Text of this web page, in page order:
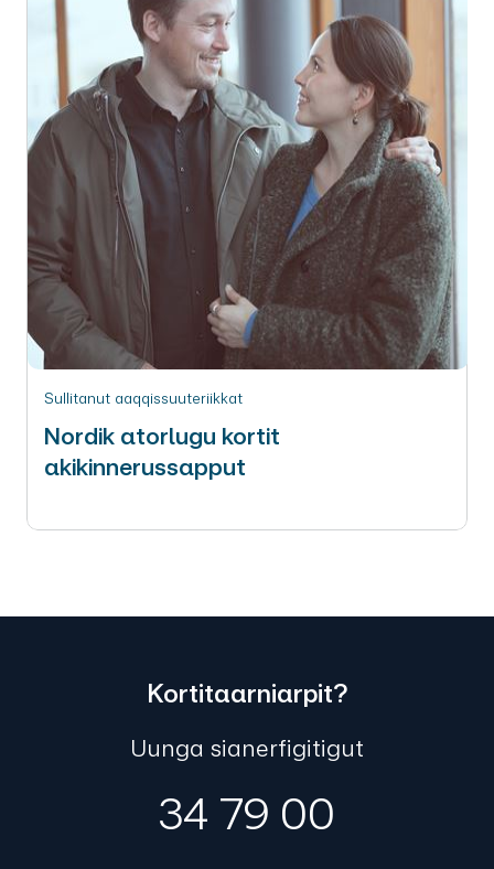
Sullitanut aaqqissuuteriikkat
Nordik atorlugu kortit
akikinnerussapput
Kortitaarniarpit?
Uunga sianerfigitigut
34 79 00